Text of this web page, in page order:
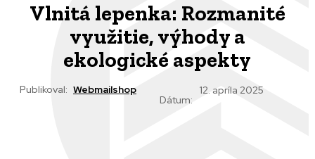
Vlnitá lepenka: Rozmanité
využitie, výhody a
ekologické aspekty
Publikoval: Webmailshop
Dátum:
12. apríla 2025